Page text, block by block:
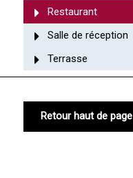
Restaurant
Salle de réception
Terrasse
Retour haut de page